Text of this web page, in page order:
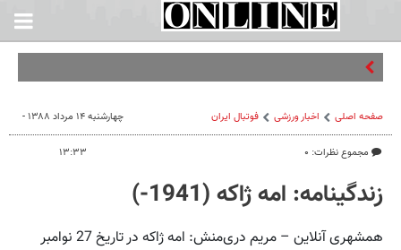
صفحه اصلی اخبار ورزشی فوتبال ايران
مجموع نظرات: ۰
چهارشنبه ۱۴ مرداد ۱۳۸۸ -
۱۳:۳۳
زندگینامه: امه ژاکه (1941-)
همشهری آنلاین – مریم دری‌منش: امه ژاکه در تاریخ 27 نوامبر